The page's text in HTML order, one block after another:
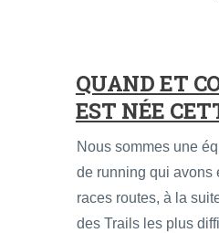
QUAND ET
EST NÉE
Nous sommes une
de running qui avons
races routes, à la
des Trails les plus